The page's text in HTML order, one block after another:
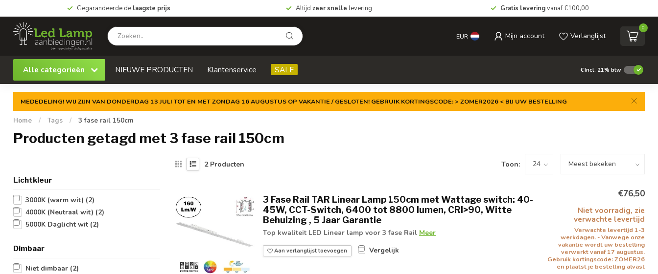
Gegarandeerde de laagste prijs Altijd zeer snelle levering Gratis leveringvanaf €100,00
EUR Mijn account Verlanglijst
0
Alle categorieën NIEUWE PRODUCTEN Klantenservice SALE €Incl. 21% btw
MEDEDELING! WIJ ZIJN VAN DONDERDAG 13 JULI TOT EN MET ZONDAG 16 AUGUSTUS OP VAKANTIE / GESLOTEN! GEBRUIK KORTINGSCODE: > ZOMER2026 < BIJ UW BESTELLING
Home / Tags / 3 fase rail 150cm
Producten getagd met 3 fase rail 150cm
Lichtkleur
3000K (warm wit) (2)
4000K (Neutraal wit) (2)
5000K Daglicht wit (2)
Dimbaar
Niet dimbaar (2)
2Producten Toon:
3 Fase Rail TAR Linear Lamp 150cm met Wattage switch: 40-
45W, CCT-Switch, 6400 tot 8800 lumen, CRI>90, Witte
Behuizing , 5 Jaar Garantie
Top kwaliteit LED Linear lamp voor 3 fase Rail Meer
Aan verlanglijst toevoegen Vergelijk
€76,50
Niet voorradig, zie
verwachte levertijd
Verwachte levertijd 1-3
werkdagen. - Vanwege onze
vakantie wordt uw bestelling
verwerkt vanaf 17 augustus.
Gebruik kortingscode: ZOMER26
en plaatst je bestelling alvast